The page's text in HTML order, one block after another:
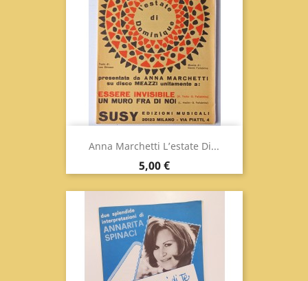
Anna Marchetti L’estate Di...
Prix
5,00 €